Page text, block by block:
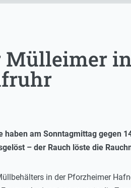
Mülleimer
haben am Sonntagmittag gegen
– der Rauch löste die
in der Pforzheimer